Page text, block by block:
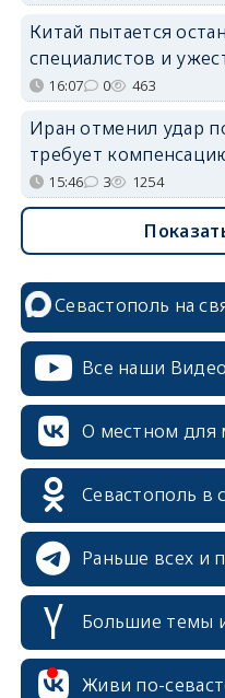
Китай пытается
специалистов и
16:07 0 463
Иран отменил удар
требует
15:46 3 1254
Севастополь на
Все наши Видео
О местном для
Севастополь в
Раньше всех и
Большие темы
Живи по-